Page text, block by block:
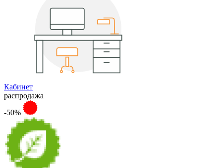
Кабинет
распродажа
-50%